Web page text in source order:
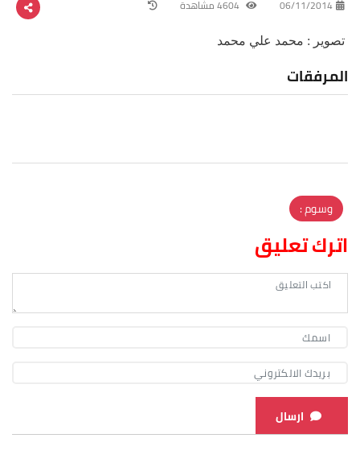
06/11/2014
تصوير : محمد علي محمد
المرفقات
وسوم :
اترك تعليق
ارسال